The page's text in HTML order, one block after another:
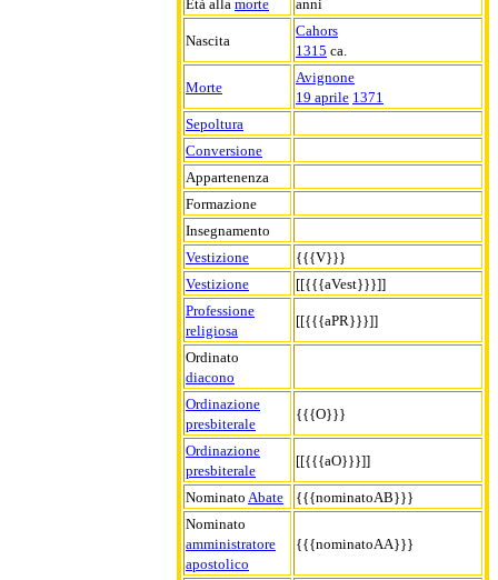
Età alla morte anni
Nascita
Cahors
1315 ca.
Morte
Avignone
19 aprile 1371
Sepoltura
Conversione
Appartenenza
Formazione
Insegnamento
Vestizione
{{{V}}}
Vestizione
[[{{{aVest}}}]]
Professione
religiosa
[[{{{aPR}}}]]
Ordinato
diacono
Ordinazione
presbiterale
{{{O}}}
Ordinazione
presbiterale
[[{{{aO}}}]]
Nominato Abate
{{{nominatoAB}}}
Nominato
amministratore
apostolico
{{{nominatoAA}}}